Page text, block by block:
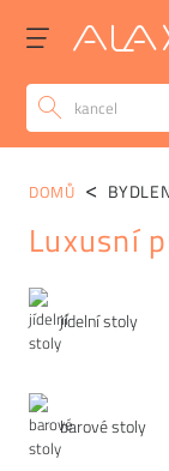
Kategorie
jídelní stoly
barové stoly
DOMŮ
Luxusní